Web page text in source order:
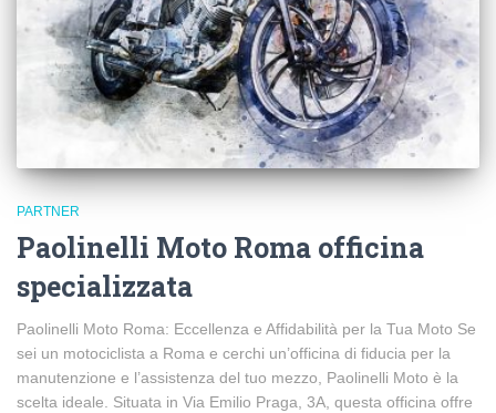
PARTNER
Paolinelli Moto Roma officina
specializzata
Paolinelli Moto Roma: Eccellenza e Affidabilità per la Tua Moto Se
sei un motociclista a Roma e cerchi un’officina di fiducia per la
manutenzione e l’assistenza del tuo mezzo, Paolinelli Moto è la
scelta ideale. Situata in Via Emilio Praga, 3A, questa officina offre